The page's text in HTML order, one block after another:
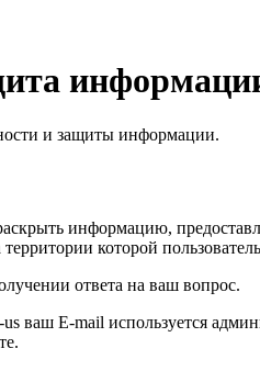
и защиты информации.
информацию,
которой
ответа на ваш вопрос.
ваш E-mail используется